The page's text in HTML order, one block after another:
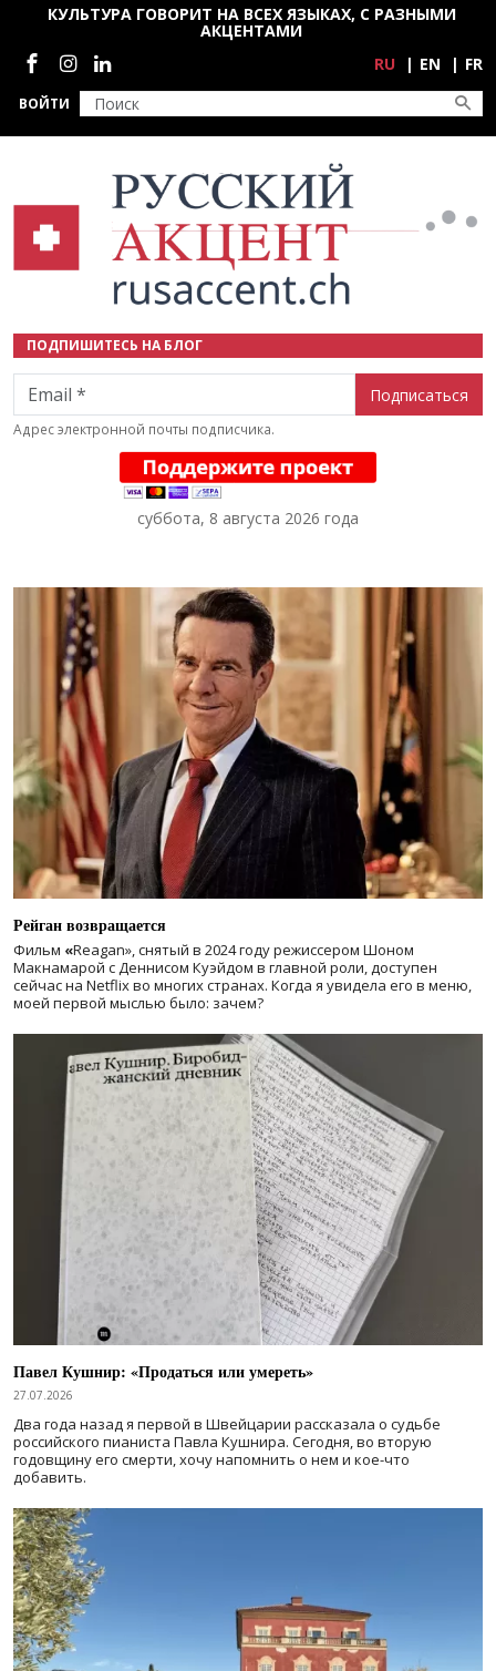
Перейти к основному содержанию
ВОЙТИ
КУЛЬТУРА ГОВОРИТ НА ВСЕХ ЯЗЫКАХ, С РАЗНЫМИ
АКЦЕНТАМИ
Социальные сети
RU EN FR
ПОДПИШИТЕСЬ НА БЛОГ
Email
Адрес электронной почты подписчика.
суббота, 8 августа 2026 года
Рейган возвращается
Фильм «Reagan», снятый в 2024 годурежиссером Шоном
Макнамарой с Деннисом Куэйдом в главной роли, доступен
сейчас на Netflix во многих странах. Когда я увидела его в меню,
моей первой мыслью было: зачем?
Павел Кушнир: «Продаться или умереть»
27.07.2026
Два года назад я первой в Швейцарии рассказала о судьбе
российского пианиста Павла Кушнира. Сегодня, во вторую
годовщину его смерти, хочу напомнить о нем и кое-что
добавить.